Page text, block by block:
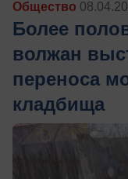
Общество
Более
волжан
переноса
кладбища